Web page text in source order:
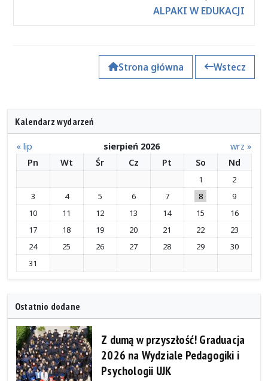
ALPAKI W EDUKACJI
Strona główna Wstecz
Kalendarz wydarzeń
« lip sierpień 2026
wrz »
Pn
Wt Śr Cz Pt So Nd
1
2
3
4 5 6 7 8
9
10
11 12 13 14 15
16
17
18 19 20 21 22
23
24
25 26 27 28 29
30
31
Ostatnio dodane
Z dumą w przyszłość! Graduacja
2026 na Wydziale Pedagogiki i
Psychologii UJK